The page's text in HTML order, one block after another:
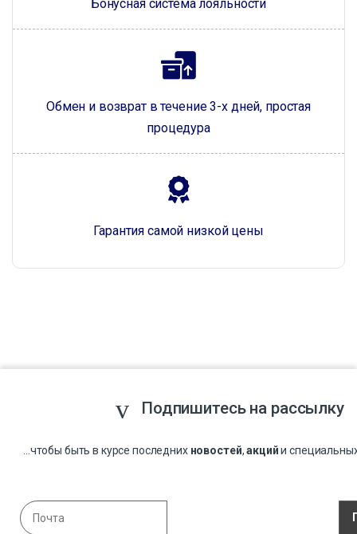
Бонусная система лояльности
Обмен и возврат в течение 3-х дней, простая
процедура
Гарантия самой низкой цены
Подпишитесь на рассылку
...чтобы быть в курсе последних новостей,акцийи